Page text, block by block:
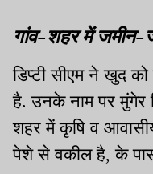
गांव-शहर में जमीन-
डिप्टी सीएम ने खुद
है. उनके नाम पर
शहर में कृषि व
पेशे से वकील है, के पास